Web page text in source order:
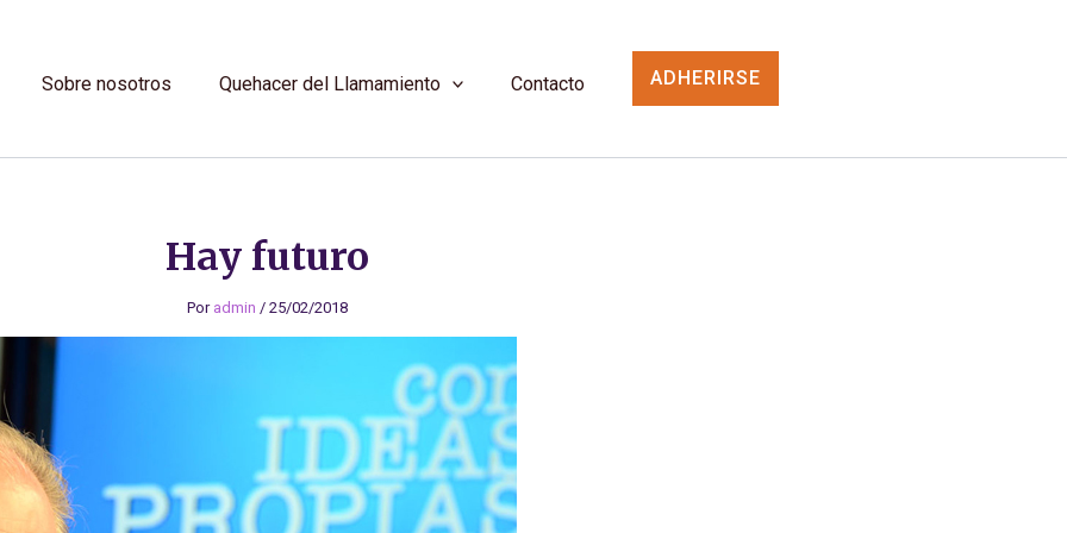
Sobre nosotros Quehacer del Llamamiento Contacto ADHERIRSE
Hay futuro
Por admin / 25/02/2018